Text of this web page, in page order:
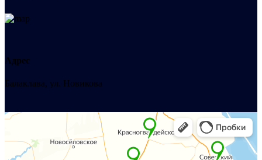
Адрес
Балаклава, ул. Новикова